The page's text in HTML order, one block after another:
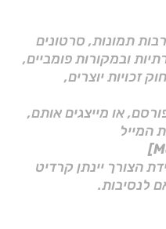
תמונות, סרטונים
ובמקורות פומביים,
סעיף 27א לחוק זכויות יוצרים,
או מייצגים אותם,
המייל
הצורך יינתן קרדיט
לנסיבות.